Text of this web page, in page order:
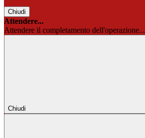
Chiudi
Attendere...
Attendere il completamento dell'operazione...
Chiudi